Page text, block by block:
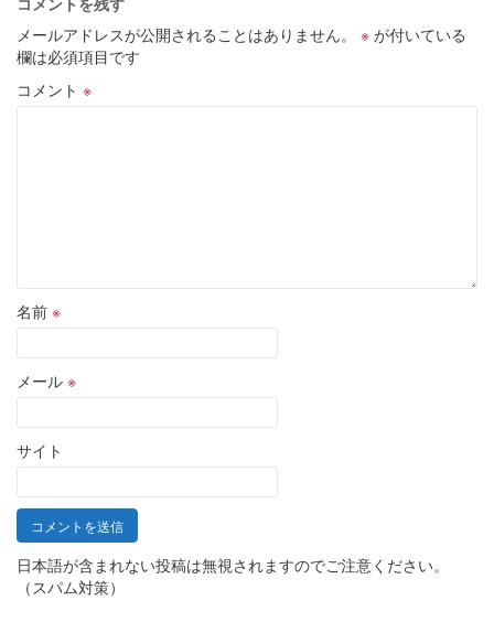
メールアドレスが公開されることはありません。
※ が付いている
欄は必須項目です
コメント ※
名前 ※
メール ※
サイト
日本語が含まれない投稿は無視されますのでご注意ください。
（スパム対策）